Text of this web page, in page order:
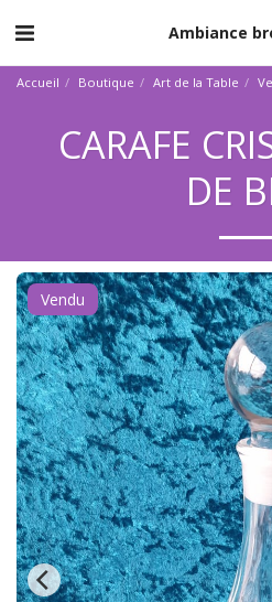
Ambiance
Accueil Boutique Art de la Table
CARAFE
DE
Vendu